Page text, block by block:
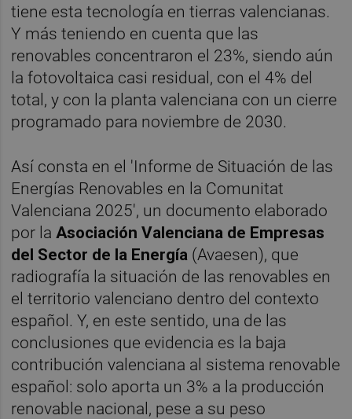
tiene esta tecnología en tierras valencianas.
Y más teniendo en cuenta que las
renovables concentraron el 23%, siendo aún
la fotovoltaica casi residual, con el 4% del
total, y con la planta valenciana con un cierre
programado para noviembre de 2030.
Así consta en el 'Informe de Situación de las
Energías Renovables en la Comunitat
Valenciana 2025', un documento elaborado
por laAsociación Valenciana de Empresas
del Sector de la Energía (Avaesen), que
radiografía la situación de las renovables en
el territorio valenciano dentro del contexto
español. Y, en este sentido, una de las
conclusiones que evidencia es la baja
contribución valenciana al sistema renovable
español: solo aporta un 3% a la producción
renovable nacional, pese a su peso